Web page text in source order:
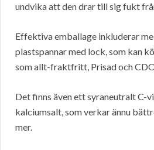
undvika att den drar till sig fukt
Effektiva emballage inkluderar
plastspannar med lock, som kan
som allt-fraktfritt, Prisad och
Det finns även ett syraneutralt C-
kalciumsalt, som verkar ännu
mer.